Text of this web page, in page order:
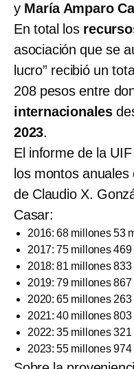
y María Amparo
En total los
asociación que se
lucro” recibió un
208 pesos entre
internacionales
2023.
El informe de la
los montos
de Claudio X.
Casar:
2016: 68 millones 53
2017: 75 millones
2018: 81 millones
2019: 79 millones
2020: 65 millones
2021: 40 millones
2022: 35 millones
2023: 55 millones